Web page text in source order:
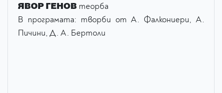
ЯВОР ГЕНОВ теорба
В програмата: творби от А. Фалкониери, А.
Пичини, Д. А. Бертоли